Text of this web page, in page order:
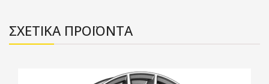
ΣΧΕΤΙΚΑ ΠΡΟΪΟΝΤΑ